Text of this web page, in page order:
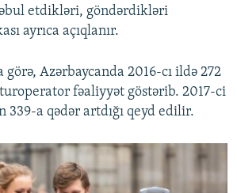
etdikləri, göndərdikləri
ayrıca açıqlanır.
Azərbaycanda 2016-cı ildə 272
fəaliyyət göstərib. 2017-ci
339-a qədər artdığı qeyd edilir.